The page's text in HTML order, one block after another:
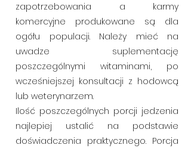
zapotrzebowania a karmy
komercyjne produkowane są dla
ogółu populacji. Należy mieć na
uwadze suplementację
poszczególnymi witaminami, po
wcześniejszej konsultacji z hodowcą
lub weterynarzem.
Ilość poszczególnych porcji jedzenia
najlepiej ustalić na podstawie
doświadczenia praktycznego. Porcja